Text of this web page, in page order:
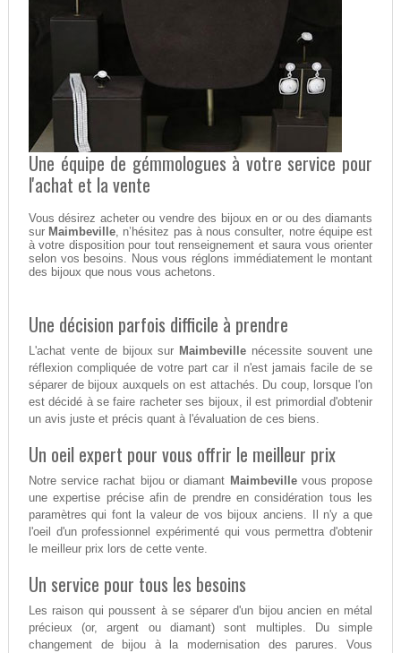
Une équipe de gémmologues à votre service pour
l'achat et la vente
Vous désirez acheter ou vendre des bijoux en or ou des diamants
sur Maimbeville, n’hésitez pas à nous consulter, notre équipe est
à votre disposition pour tout renseignement et saura vous orienter
selon vos besoins. Nous vous réglons immédiatement le montant
des bijoux que nous vous achetons.
Une décision parfois difficile à prendre
L'achat vente de bijoux sur Maimbeville nécessite souvent une
réflexion compliquée de votre part car il n'est jamais facile de se
séparer de bijoux auxquels on est attachés. Du coup, lorsque l'on
est décidé à se faire racheter ses bijoux, il est primordial d'obtenir
un avis juste et précis quant à l'évaluation de ces biens.
Un oeil expert pour vous offrir le meilleur prix
Notre service rachat bijou or diamant Maimbevillevous propose
une expertise précise afin de prendre en considération tous les
paramètres qui font la valeur de vos bijoux anciens. Il n'y a que
l'oeil d'un professionnel expérimenté qui vous permettra d'obtenir
le meilleur prix lors de cette vente.
Un service pour tous les besoins
Les raison qui poussent à se séparer d'un bijou ancien en métal
précieux (or, argent ou diamant) sont multiples. Du simple
changement de bijou à la modernisation des parures. Vous